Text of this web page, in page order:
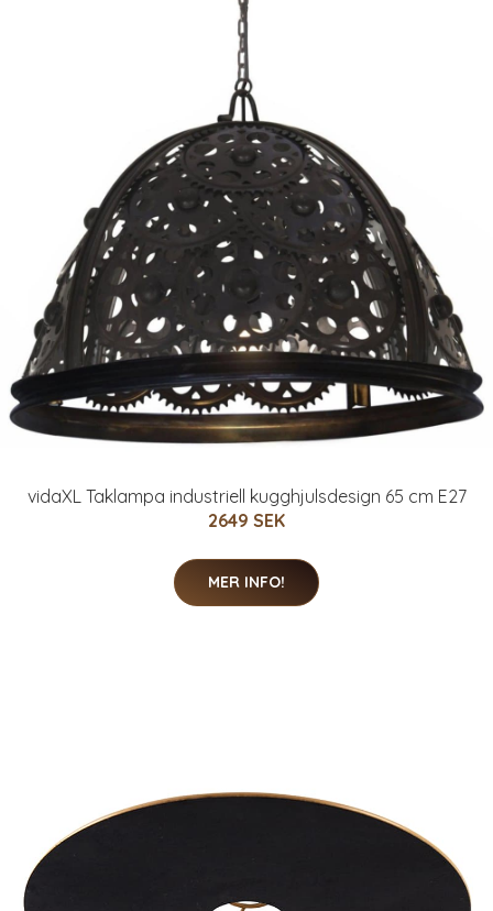
vidaXL Taklampa industriell kugghjulsdesign 65 cm E27
2649 SEK
MER INFO!